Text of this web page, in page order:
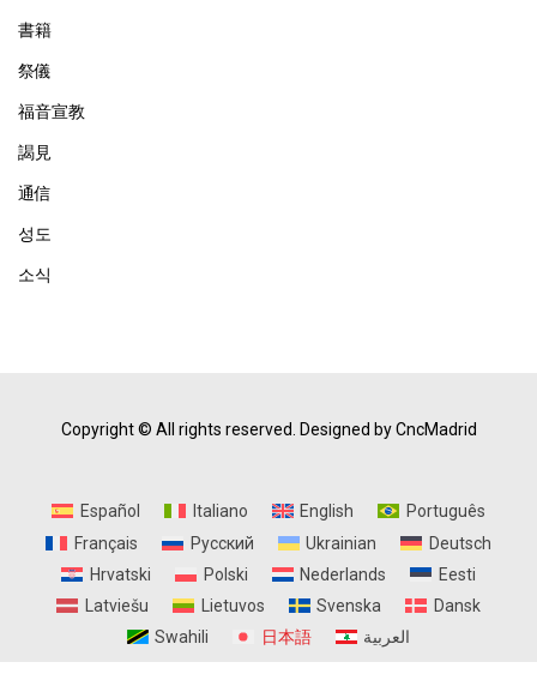
書籍
祭儀
福音宣教
謁見
通信
성도
소식
Copyright © All rights reserved. Designed by CncMadrid
Español Italiano English
Português
Français
Русский Ukrainian
Deutsch
Hrvatski
Polski Nederlands
Eesti
Latviešu
Lietuvos Svenska
Dansk
Swahili
日本語 العربية